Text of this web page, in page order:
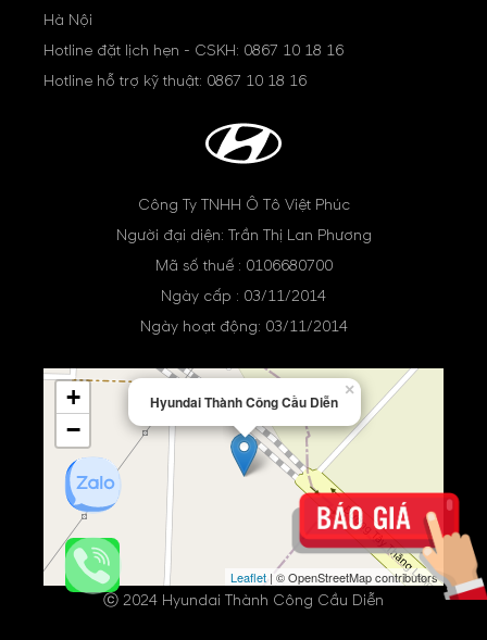
Hà Nội
Hotline đặt lịch hẹn - CSKH: 0867 10 18 16
Hotline hỗ trợ kỹ thuật: 0867 10 18 16
Công Ty TNHH Ô Tô Việt Phúc
Người đại diện: Trần Thị Lan Phương
Mã số thuế : 0106680700
Ngày cấp : 03/11/2014
Ngày hoạt động: 03/11/2014
Hyundai Thành Công Cầu Diễn
×
+
−
Leaflet | © OpenStreetMap contributors
ⓒ 2024 Hyundai Thành Công Cầu Diễn